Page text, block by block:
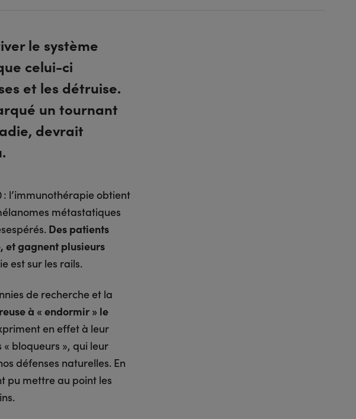
le système
celui-ci
et les détruise.
un tournant
devrait
: l’immunothérapie obtient
métastatiques
Des patients
et gagnent plusieurs
est sur les rails.
de recherche et la
à « endormir » le
en effet à leur
bloqueurs », qui leur
défenses naturelles. En
pu mettre au point les